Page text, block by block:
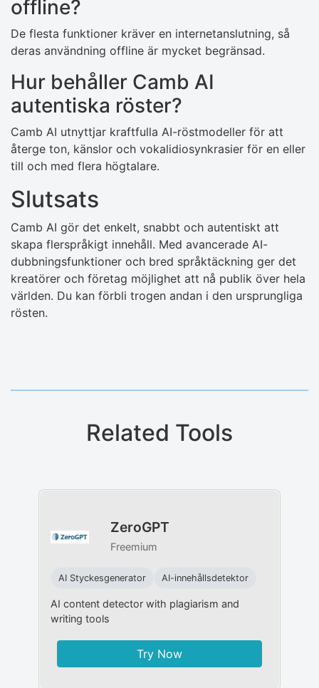
offline?
De flesta funktioner kräver en internetanslutning, så
deras användning offline är mycket begränsad.
Hur behåller Camb AI
autentiska röster?
Camb AI utnyttjar kraftfulla AI-röstmodeller för att
återge ton, känslor och vokalidiosynkrasier för en eller
till och med flera högtalare.
Slutsats
Camb AI gör det enkelt, snabbt och autentiskt att
skapa flerspråkigt innehåll. Med avancerade AI-
dubbningsfunktioner och bred språktäckning ger det
kreatörer och företag möjlighet att nå publik över hela
världen. Du kan förbli trogen andan i den ursprungliga
rösten.
Related Tools
ZeroGPT
Freemium
AI Styckesgenerator AI-innehållsdetektor
AI content detector with plagiarism and
writing tools
Try Now